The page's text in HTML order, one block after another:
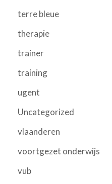
terre bleue
therapie
trainer
training
ugent
Uncategorized
vlaanderen
voortgezet onderwijs
vub